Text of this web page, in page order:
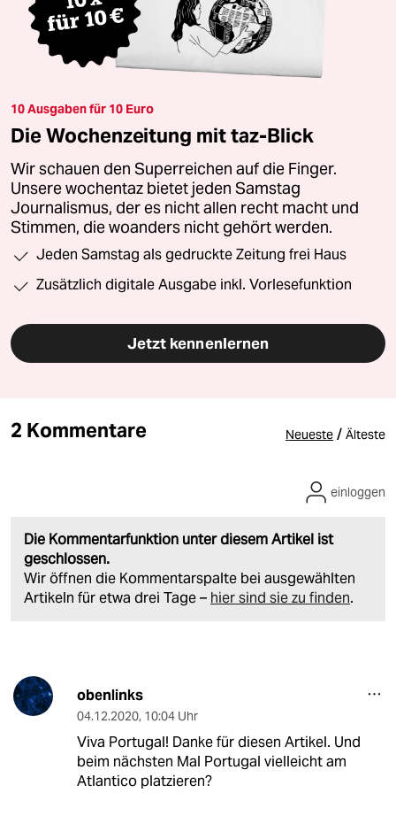
10 Ausgaben für 10 Euro
Die Wochenzeitung mit taz-Blick
Wir schauen den Superreichen auf die Finger.
Unsere wochentaz bietet jeden Samstag
Journalismus, der es nicht allen recht macht und
Stimmen, die woanders nicht gehört werden.
Jeden Samstag als gedruckte Zeitung frei Haus
Zusätzlich digitale Ausgabe inkl. Vorlesefunktion
Jetzt kennenlernen
2 Kommentare Neueste / Älteste
Die Kommentarfunktion unter diesem Artikel ist
geschlossen.
Wir öffnen die Kommentarspalte bei ausgewählten
Artikeln für etwa drei Tage – hier sind sie zu finden.
einloggen
obenlinks
04.12.2020, 10:04 Uhr
Viva Portugal! Danke für diesen Artikel. Und
beim nächsten Mal Portugal vielleicht am
Atlantico platzieren?